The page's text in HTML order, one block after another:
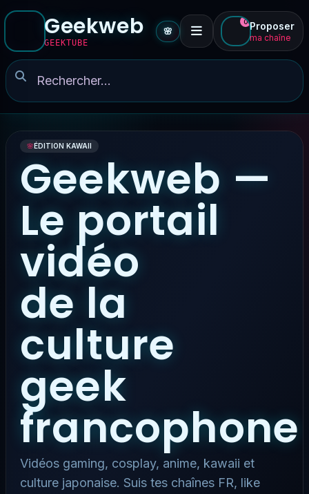
Geekweb
GEEKTUBE
🌸
0 Proposer
ma chaîne
🌸ÉDITION KAWAII
Geekweb —
Le portail
vidéo
de la
culture
geek
francophone
Vidéos gaming, cosplay, anime, kawaii et
culture japonaise. Suis tes chaînes FR, like